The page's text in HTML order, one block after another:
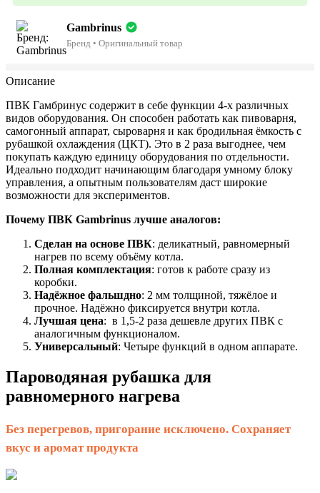
Gambrinus
Бренд • Оригинальный товар
Описание
ПВК Гамбринус содержит в себе функции 4-х различных
видов оборудования. Он способен работать как пивоварня,
самогонный аппарат, сыроварня и как бродильная ёмкость с
рубашкой охлаждения (ЦКТ). Это в 2 раза выгоднее, чем
покупать каждую единицу оборудования по отдельности.
Идеально подходит начинающим благодаря умному блоку
управления, а опытным пользователям даст широкие
возможности для экспериментов.
Почему ПВК Gambrinus лучше аналогов:
Сделан на основе ПВК: деликатный, равномерный
нагрев по всему объёму котла.
Полная комплектация: готов к работе сразу из
коробки.
Надёжное фальшдно: 2 мм толщиной, тяжёлое и
прочное. Надёжно фиксируется внутри котла.
Лучшая цена: в 1,5-2 раза дешевле других ПВК с
аналогичным функционалом.
Универсальный: Четыре функций в одном аппарате.
Пароводяная рубашка для
равномерного нагрева
Без перегревов, пригорание исключено. Сохраняет
вкус и аромат продукта